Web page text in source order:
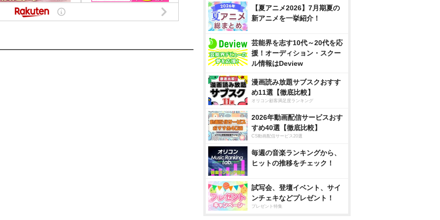
【夏アニメ2026】7月期夏の
新アニメを一挙紹介！
芸能界を志す10代～20代を応
援！オーディション・スクー
ル情報はDeview
漫画読み放題サブスクおすす
め11選【徹底比較】
オリコン顧客満足度ランキング
2026年動画配信サービスおす
すめ40選【徹底比較】
CS動画配信サービス20選
毎週の音楽ランキングから、
ヒットの推移をチェック！
試写会、登壇イベント、サイ
ンチェキなどプレゼント！
プレゼント特集